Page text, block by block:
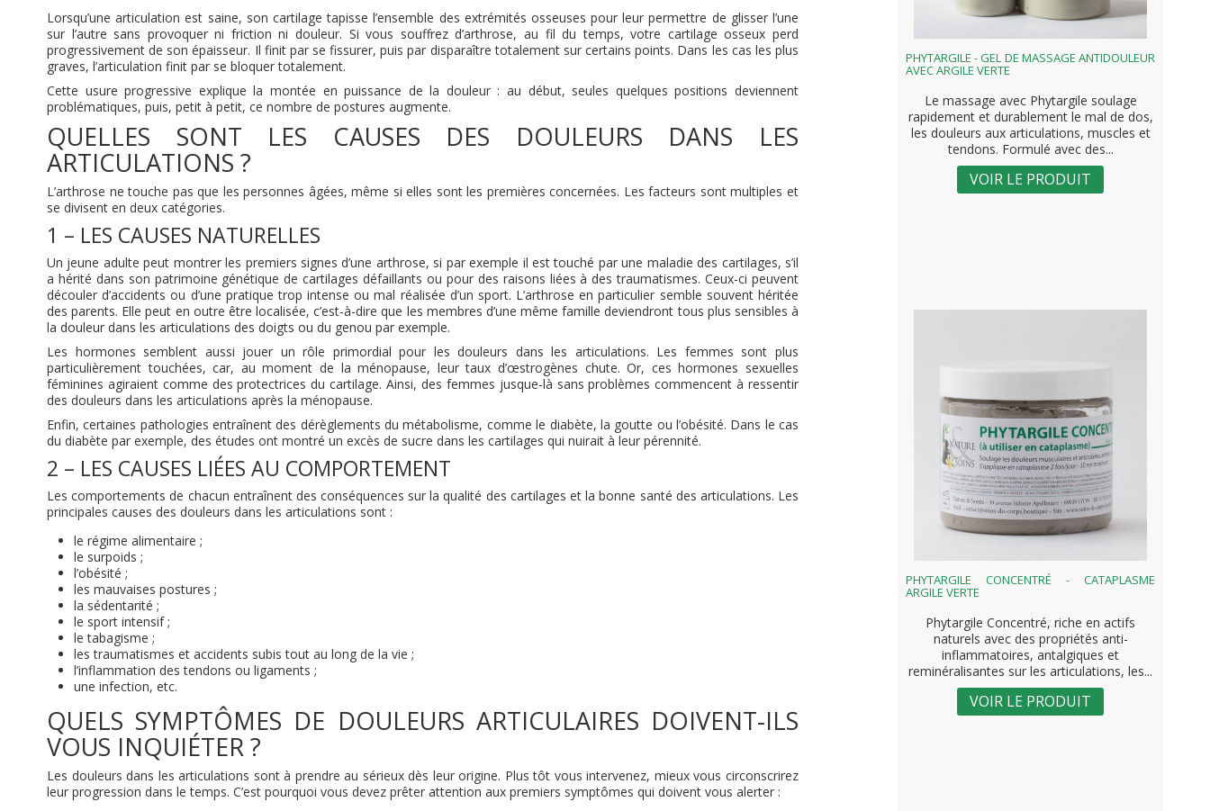
Lorsqu’une articulation est saine, son cartilage tapisse l’ensemble des extrémités osseuses pour leur permettre de glisser l’une
sur l’autre sans provoquer ni friction ni douleur. Si vous souffrez d’arthrose, au fil du temps, votre cartilage osseux perd
progressivement de son épaisseur. Il finit par se fissurer, puis par disparaître totalement sur certains points. Dans les cas les plus
graves, l’articulation finit par se bloquer totalement.
Cette usure progressive explique la montée en puissance de la douleur : au début, seules quelques positions deviennent
problématiques, puis, petit à petit, ce nombre de postures augmente.
QUELLES SONT LES CAUSES DES DOULEURS DANS LES
ARTICULATIONS ?
L’arthrose ne touche pas que les personnes âgées, même si elles sont les premières concernées. Les facteurs sont multiples et
se divisent en deux catégories.
1 – LES CAUSES NATURELLES
Un jeune adulte peut montrer les premiers signes d’une arthrose, si par exemple il est touché par une maladie des cartilages, s’il
a hérité dans son patrimoine génétique de cartilages défaillants ou pour des raisons liées à des traumatismes. Ceux-ci peuvent
découler d’accidents ou d’une pratique trop intense ou mal réalisée d’un sport. L’arthrose en particulier semble souvent héritée
des parents. Elle peut en outre être localisée, c’est-à-dire que les membres d’une même famille deviendront tous plus sensibles à
la douleur dans les articulations des doigts ou du genou par exemple.
Les hormones semblent aussi jouer un rôle primordial pour les douleurs dans les articulations. Les femmes sont plus
particulièrement touchées, car, au moment de la ménopause, leur taux d’œstrogènes chute. Or, ces hormones sexuelles
féminines agiraient comme des protectrices du cartilage. Ainsi, des femmes jusque-là sans problèmes commencent à ressentir
des douleurs dans les articulations après la ménopause.
Enfin, certaines pathologies entraînent des dérèglements du métabolisme, comme le diabète, la goutte ou l’obésité. Dans le cas
du diabète par exemple, des études ont montré un excès de sucre dans les cartilages qui nuirait à leur pérennité.
2 – LES CAUSES LIÉES AU COMPORTEMENT
Les comportements de chacun entraînent des conséquences sur la qualité des cartilages et la bonne santé des articulations. Les
principales causes des douleurs dans les articulations sont :
le régime alimentaire ;
le surpoids ;
l’obésité ;
les mauvaises postures ;
la sédentarité ;
le sport intensif ;
le tabagisme ;
les traumatismes et accidents subis tout au long de la vie ;
l’inflammation des tendons ou ligaments ;
une infection, etc.
QUELS SYMPTÔMES DE DOULEURS ARTICULAIRES DOIVENT-ILS
VOUS INQUIÉTER ?
Les douleurs dans les articulations sont à prendre au sérieux dès leur origine. Plus tôt vous intervenez, mieux vous circonscrirez
leur progression dans le temps. C’est pourquoi vous devez prêter attention aux premiers symptômes qui doivent vous alerter :
PHYTARGILE - GEL DE MASSAGE ANTIDOULEUR
AVEC ARGILE VERTE
Le massage avec Phytargile soulage
rapidement et durablement le mal de dos,
les douleurs aux articulations, muscles et
tendons. Formulé avec des...
VOIR LE PRODUIT
PHYTARGILE CONCENTRÉ - CATAPLASME
ARGILE VERTE
Phytargile Concentré, riche en actifs
naturels avec des propriétés anti-
inflammatoires, antalgiques et
reminéralisantes sur les articulations, les...
VOIR LE PRODUIT